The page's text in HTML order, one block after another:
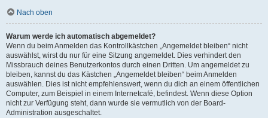
Nach oben
Warum werde ich automatisch abgemeldet?
Wenn du beim Anmelden das Kontrollkästchen „Angemeldet bleiben“ nicht
auswählst, wirst du nur für eine Sitzung angemeldet. Dies verhindert den
Missbrauch deines Benutzerkontos durch einen Dritten. Um angemeldet zu
bleiben, kannst du das Kästchen „Angemeldet bleiben“ beim Anmelden
auswählen. Dies ist nicht empfehlenswert, wenn du dich an einem öffentlichen
Computer, zum Beispiel in einem Internetcafé, befindest. Wenn diese Option
nicht zur Verfügung steht, dann wurde sie vermutlich von der Board-
Administration ausgeschaltet.